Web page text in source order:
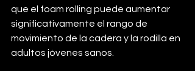
que el foam rolling puede aumentar
significativamente el rango de
movimiento de la cadera y la rodilla en
adultos jóvenes sanos.